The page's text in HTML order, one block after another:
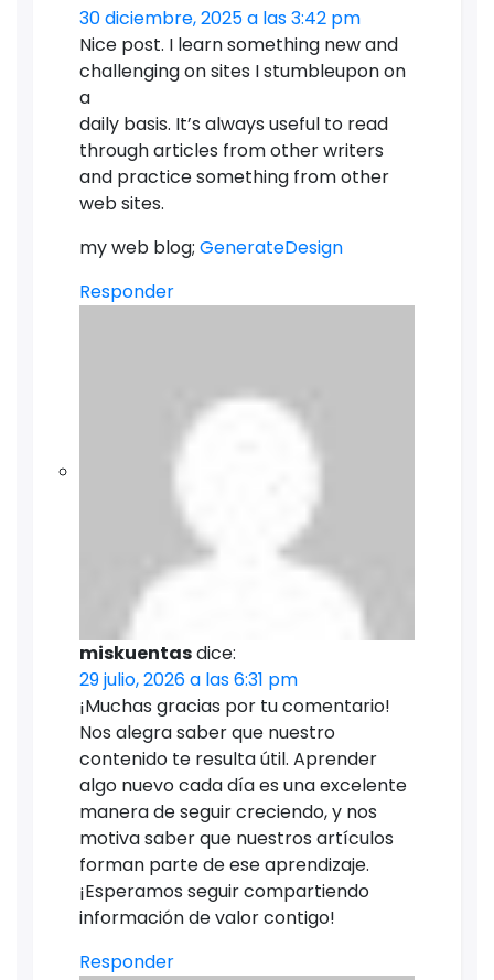
30 diciembre, 2025 a las 3:42 pm
Nice post. I learn something new and
challenging on sites I stumbleupon on
a
daily basis. It’s always useful to read
through articles from other writers
and practice something from other
web sites.
my web blog; GenerateDesign
Responder
miskuentasdice:
29 julio, 2026 a las 6:31 pm
¡Muchas gracias por tu comentario!
Nos alegra saber que nuestro
contenido te resulta útil. Aprender
algo nuevo cada día es una excelente
manera de seguir creciendo, y nos
motiva saber que nuestros artículos
forman parte de ese aprendizaje.
¡Esperamos seguir compartiendo
información de valor contigo!
Responder